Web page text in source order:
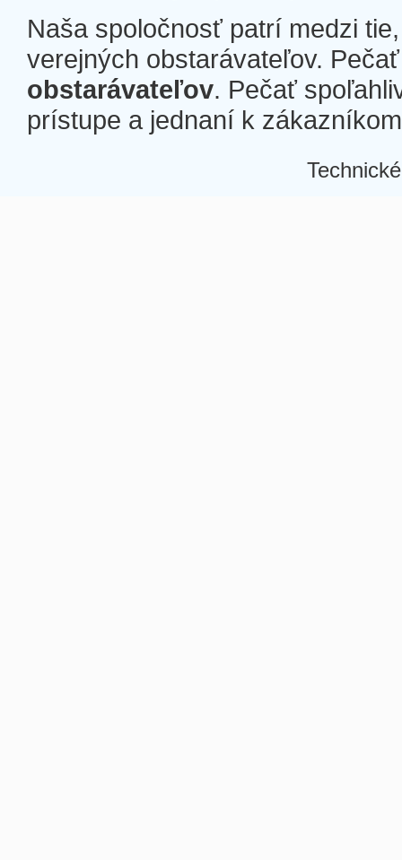
Naša spoločnosť patrí medzi
verejných obstarávateľov.
obstarávateľov. Pečať
prístupe a jednaní k